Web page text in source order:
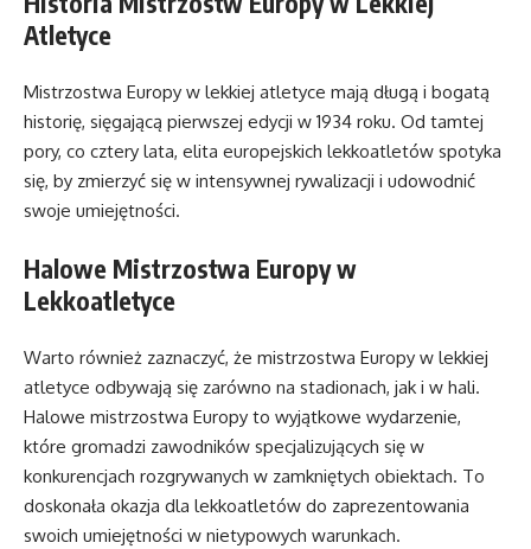
Atletyce
Mistrzostwa Europy w lekkiej atletyce mają długą i bogatą
historię, sięgającą pierwszej edycji w 1934 roku. Od tamtej
pory, co cztery lata, elita europejskich lekkoatletów spotyka
się, by zmierzyć się w intensywnej rywalizacji i udowodnić
swoje umiejętności.
Halowe Mistrzostwa Europy w
Lekkoatletyce
Warto również zaznaczyć, że mistrzostwa Europy w lekkiej
atletyce odbywają się zarówno na stadionach, jak i w hali.
Halowe mistrzostwa Europy to wyjątkowe wydarzenie,
które gromadzi zawodników specjalizujących się w
konkurencjach rozgrywanych w zamkniętych obiektach. To
doskonała okazja dla lekkoatletów do zaprezentowania
swoich umiejętności w nietypowych warunkach.